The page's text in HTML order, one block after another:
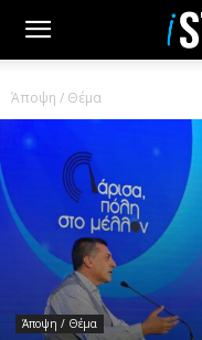
Άποψη / Θέμα
Άποψη / Θέμα